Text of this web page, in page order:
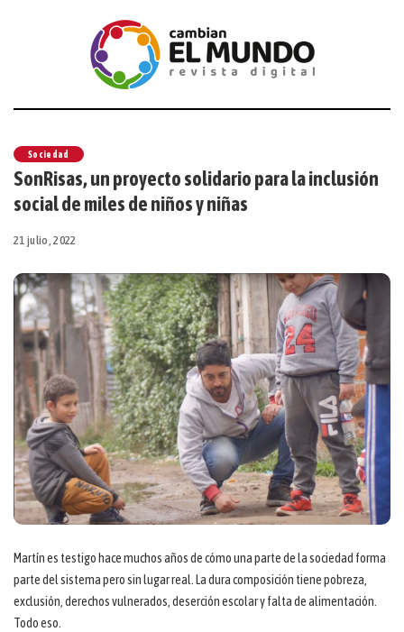
Sociedad
SonRisas, un proyecto solidario para la inclusión
social de miles de niños y niñas
21 julio, 2022
Martín es testigo hace muchos años de cómo una parte de la sociedad forma
parte del sistema pero sin lugar real. La dura composición tiene pobreza,
exclusión, derechos vulnerados, deserción escolar y falta de alimentación.
Todo eso.